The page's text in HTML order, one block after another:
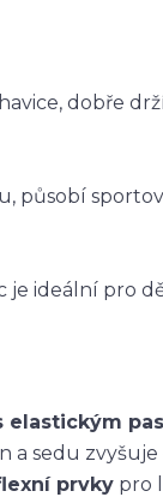
dobře
působí
je ideální pro
elastickým
a sedu
prvky pro